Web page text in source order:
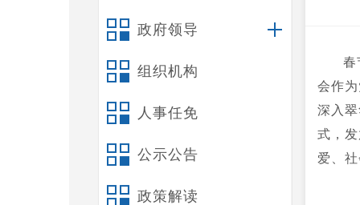
政府领导
组织机构
人事任免
公示公告
政策解读
春
会作
深入
式，
爱、